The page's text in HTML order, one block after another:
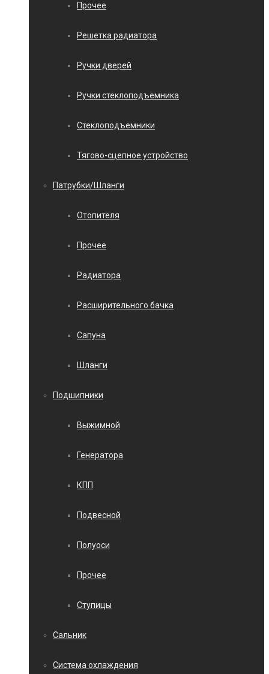
Прочее
Решетка радиатора
Ручки дверей
Ручки стеклоподъемника
Стеклоподъемники
Тягово-сцепное устройство
Патрубки/Шланги
Отопителя
Прочее
Радиатора
Расширительного бачка
Сапуна
Шланги
Подшипники
Выжимной
Генератора
КПП
Подвесной
Полуоси
Прочее
Ступицы
Сальник
Система охлаждения